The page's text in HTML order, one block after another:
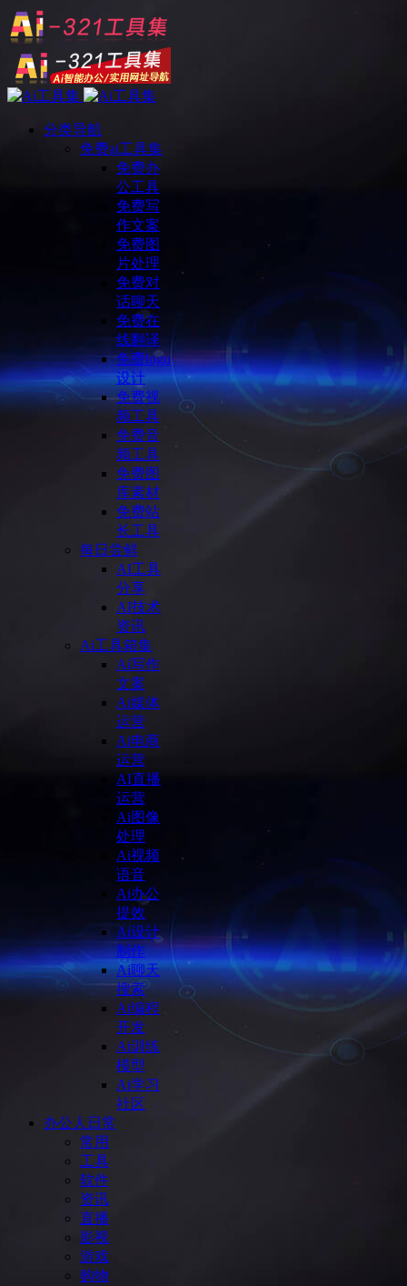
分类导航
免费ai工具集
免费办
公工具
免费写
作文案
免费图
片处理
免费对
话聊天
免费在
线翻译
免费logo
设计
免费视
频工具
免费音
频工具
免费图
库素材
免费站
长工具
每日尝鲜
AI工具
分享
AI技术
资讯
Ai工具箱集
Ai写作
文案
Ai媒体
运营
Ai电商
运营
AI直播
运营
Ai图像
处理
Ai视频
语音
Ai办公
提效
Ai设计
制作
Ai聊天
搜索
Ai编程
开发
Ai训练
模型
Ai学习
社区
办公人日常
常用
工具
软件
资讯
直播
影视
游戏
购物